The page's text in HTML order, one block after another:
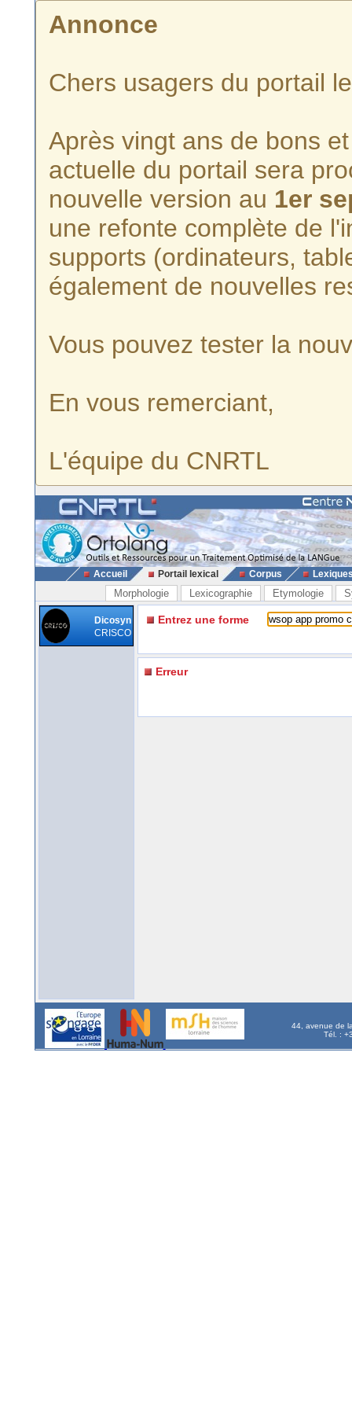
Annonce
Chers usagers du portail
Après vingt ans de bons
actuelle du portail sera
nouvelle version au 1er
une refonte complète de
supports (ordinateurs,
également de nouvelles
Vous pouvez tester la
En vous remerciant,
L'équipe du CNRTL
Accueil Portail lexical Corpus
Morphologie Lexicographie Etymologie
Dicosyn
CRISCO
Entrez une forme
Erreur
44, avenue de
Tél. :